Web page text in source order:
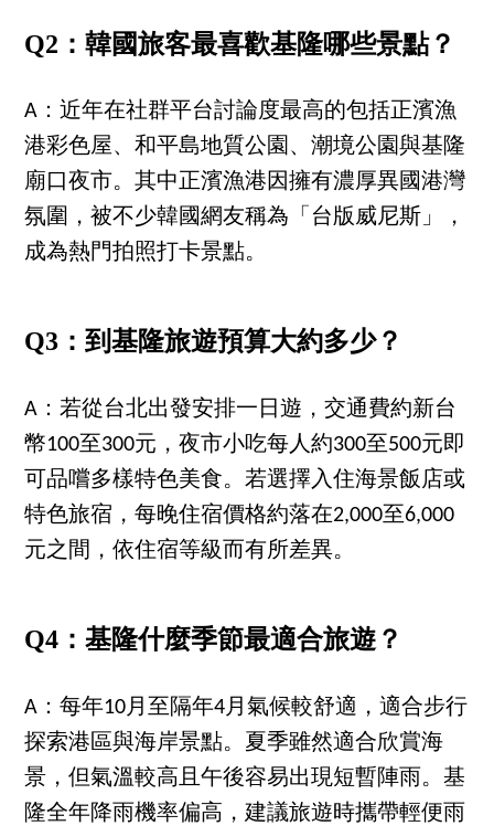
Q2：韓國旅客最喜歡基隆哪些景點？
A：近年在社群平台討論度最高的包括正濱漁
港彩色屋、和平島地質公園、潮境公園與基隆
廟口夜市。其中正濱漁港因擁有濃厚異國港灣
氛圍，被不少韓國網友稱為「台版威尼斯」，
成為熱門拍照打卡景點。
Q3：到基隆旅遊預算大約多少？
A：若從台北出發安排一日遊，交通費約新台
幣100至300元，夜市小吃每人約300至500元即
可品嚐多樣特色美食。若選擇入住海景飯店或
特色旅宿，每晚住宿價格約落在2,000至6,000
元之間，依住宿等級而有所差異。
Q4：基隆什麼季節最適合旅遊？
A：每年10月至隔年4月氣候較舒適，適合步行
探索港區與海岸景點。夏季雖然適合欣賞海
景，但氣溫較高且午後容易出現短暫陣雨。基
隆全年降雨機率偏高，建議旅遊時攜帶輕便雨